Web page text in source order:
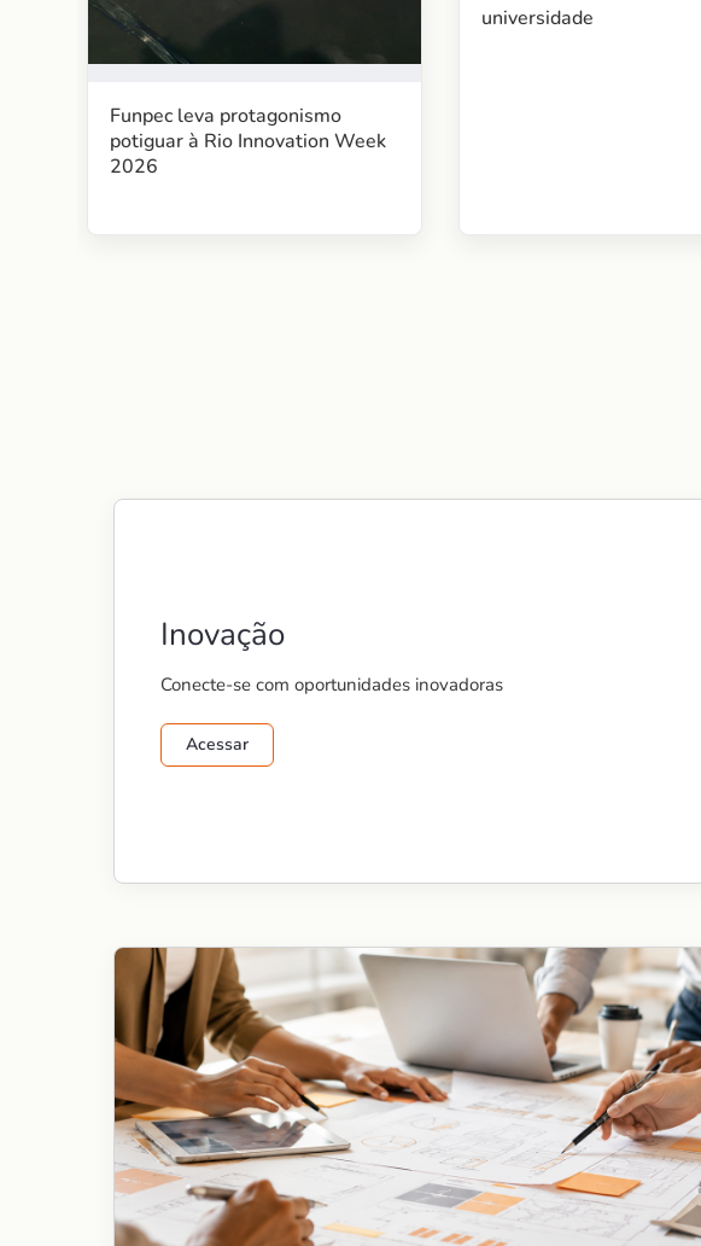
Funpec leva protagonismo
potiguar à Rio Innovation Week
2026
universidade
Inovação
Conecte-se com oportunidades inovadoras
Acessar